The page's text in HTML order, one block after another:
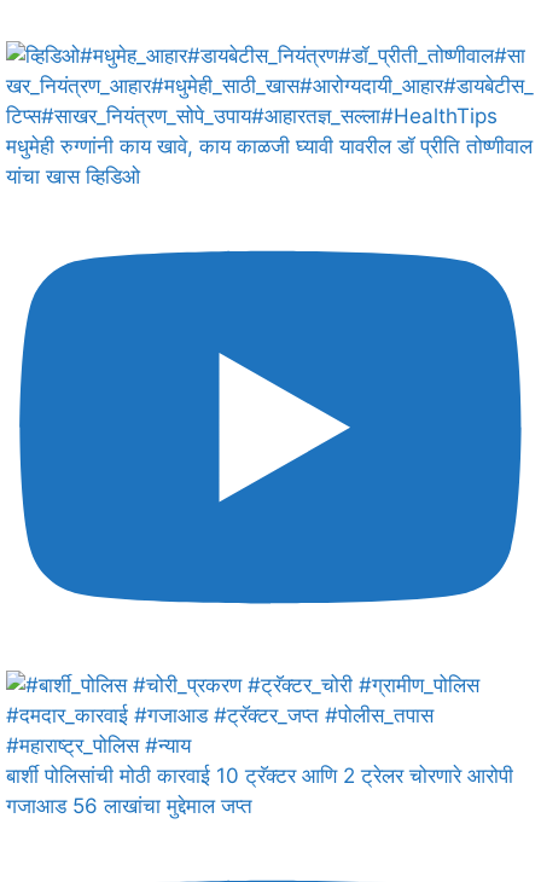
मधुमेही रुग्णांनी काय खावे, काय काळजी घ्यावी यावरील डॉ प्रीति तोष्णीवाल
यांचा खास व्हिडिओ
बार्शी पोलिसांची मोठी कारवाई 10 ट्रॅक्टर आणि 2 ट्रेलर चोरणारे आरोपी
गजाआड 56 लाखांचा मुद्देमाल जप्त